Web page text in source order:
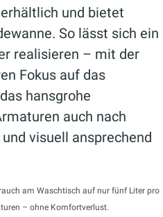
und bietet
So lässt sich ein
realisieren – mit der
Fokus auf das
hansgrohe
auch nach
visuell ansprechend
am Waschtisch auf nur fünf Liter pro
– ohne Komfortverlust.